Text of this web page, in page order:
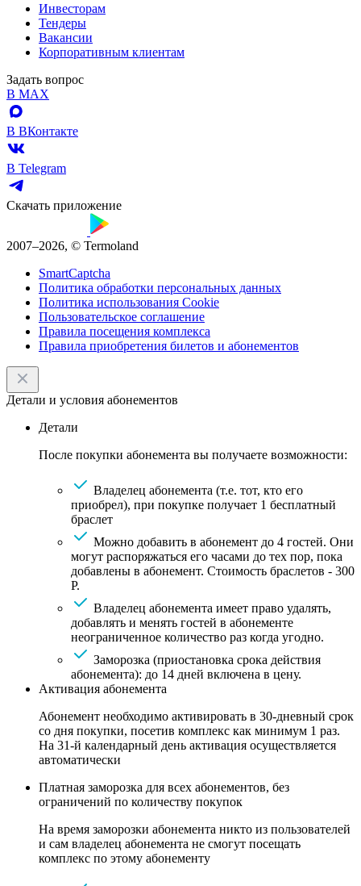
Инвесторам
Тендеры
Вакансии
Корпоративным клиентам
Задать вопрос
В MAX
В ВКонтакте
В Telegram
Скачать приложение
2007–2026, © Termoland
SmartCaptcha
Политика обработки персональных данных
Политика использования Cookie
Пользовательское соглашение
Правила посещения комплекса
Правила приобретения билетов и абонементов
Детали и условия абонементов
Детали
После покупки абонемента вы получаете возможности:
Владелец абонемента (т.е. тот, кто его
приобрел), при покупке получает 1 бесплатный
браслет
Можно добавить в абонемент до 4 гостей. Они
могут распоряжаться его часами до тех пор, пока
добавлены в абонемент. Стоимость браслетов - 300
Р.
Владелец абонемента имеет право удалять,
добавлять и менять гостей в абонементе
неограниченное количество раз когда угодно.
Заморозка (приостановка срока действия
абонемента): до 14 дней включена в цену.
Активация абонемента
Абонемент необходимо активировать в 30-дневный срок
со дня покупки, посетив комплекс как минимум 1 раз.
На 31-й календарный день активация осуществляется
автоматически
Платная заморозка для всех абонементов, без
ограничений по количеству покупок
На время заморозки абонемента никто из пользователей
и сам владелец абонемента не смогут посещать
комплекс по этому абонементу